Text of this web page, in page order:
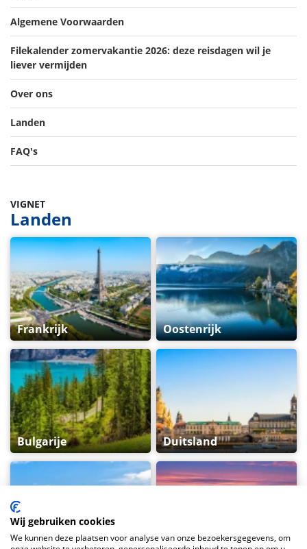
Algemene Voorwaarden
Filekalender zomervakantie 2026: deze reisdagen wil je
liever vermijden
Over ons
Landen
FAQ's
VIGNET
Landen
Frankrijk Oostenrijk
Bulgarije Duitsland
Wij gebruiken cookies
We kunnen deze plaatsen voor analyse van onze bezoekersgegevens, om